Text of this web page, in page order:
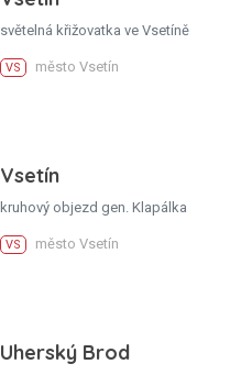
světelná křižovatka ve Vsetíně
VS město Vsetín
Vsetín
kruhový objezd gen. Klapálka
VS město Vsetín
Uherský Brod